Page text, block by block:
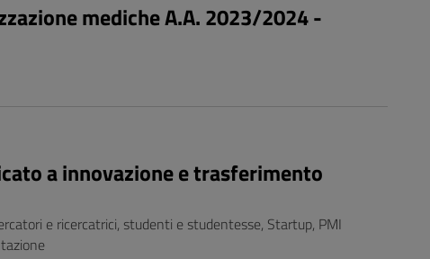
mediche A.A. 2023/2024 -
a innovazione e trasferimento
e ricercatrici, studenti e studentesse, Startup, PMI